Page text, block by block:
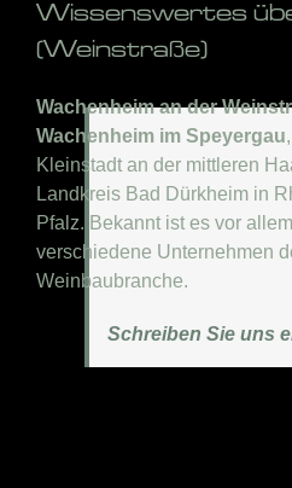
Wissenswertes
(Weinstraße)
Wachenheim an der
Wachenheim im Speyergau
Kleinstadt an der mittleren
Landkreis Bad Dürkheim in
Pfalz. Bekannt ist es vor
verschiedene Unternehmen
Weinbaubranche.
Schreiben Sie uns